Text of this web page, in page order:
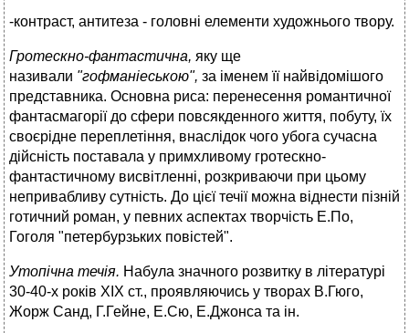
-контраст, антитеза - головні елементи художнього твору.
Гротескно-фантастична, яку ще
називали "гофманіеською", за іменем її найвідомішого
представника. Основна риса: перенесення романтичної
фантасмагорії до сфери повсякденного життя, побуту, їх
своєрідне переплетіння, внаслідок чого убога сучасна
дійсність поставала у примхливому гротескно-
фантастичному висвітленні, розкриваючи при цьому
непривабливу сутність. До цієї течії можна віднести пізній
готичний роман, у певних аспектах творчість Е.По,
Гоголя "петербурзьких повістей".
Утопічна течія. Набула значного розвитку в літературі
30-40-х років XIX ст., проявляючись у творах В.Гюго,
Жорж Санд, Г.Гейне, Е.Сю, Е.Джонса та ін.